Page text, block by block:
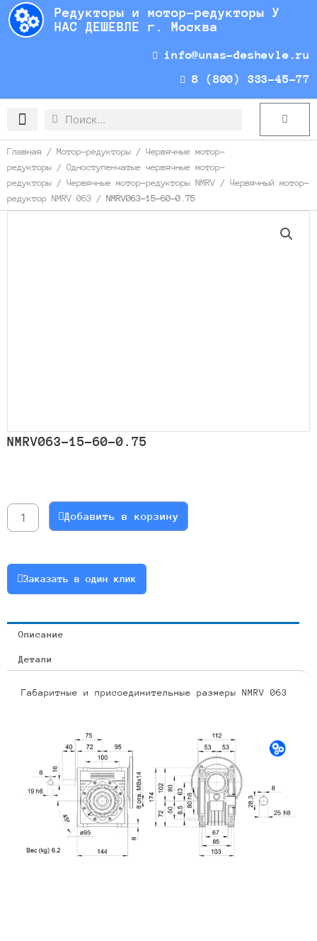
Перейти
содержимому
Редукторы и мотор-редукторы У
НАС ДЕШЕВЛЕ г. Москва
info@unas-deshevle.ru
8 (800) 333-45-77
Search
Search Cart
Главная / Мотор-редукторы / Червячные мотор-
редукторы / Одноступенчатые червячные мотор-
редукторы / Червячные мотор-редукторы NMRV / Червячный мотор-
редуктор NMRV 063 / NMRV063-15-60-0.75
NMRV063-15-60-0.75
NMRV063-
15-
Добавить в корзину
Заказать в один клик
Описание
Детали
Габаритные и присоединительные размеры NMRV 063